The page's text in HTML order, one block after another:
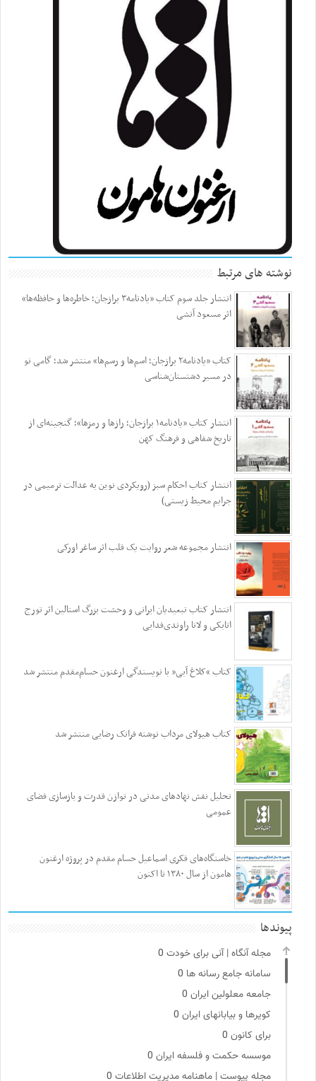
نوشته های مرتبط
انتشار جلد سوم کتاب «یادنامه۳ برازجان؛ خاطره‌ها و حافظه‌ها»
اثر مسعود آتشی
کتاب «یادنامه۲ برازجان؛ اسم‌ها و رسم‌ها» منتشر شد؛ گامی نو
در مسیر دشتستان‌شناسی
انتشار کتاب «یادنامه۱ برازجان؛ رازها و رمزها»؛ گنجینه‌ای از
تاریخ شفاهی و فرهنگ کهن
انتشار کتاب احکام سبز (رویکردی نوین به عدالت ترمیمی در
جرایم محیط‌ زیستی)
انتشار مجموعه شعر روایت یک قلب اثر ساغر اورکی
انتشار کتاب تبعیدیان ایرانی و وحشت بزرگ استالین اثر تورج
اتابکی و لانا راوندی‌فدایی
کتاب “کلاغ آبی” با نویسندگی ارغنون حسام‌مقدم منتشر شد
کتاب هیولای مرداب نوشته فرانک رضایی منتشر شد
تحلیل نقش نهادهای مدنی در توازن قدرت و بازسازی فضای
عمومی
خاستگاه‌های فکری اسماعیل حسام مقدم در پروژه ارغنون
هامون از سال ۱۳۸۰ تا اکنون
پیوندها
مجله آنگاه | آنی برای خودت
سامانه جامع رسانه ها
جامعه معلولین ایران
کویرها و بیابانهای ایران
برای کانون
موسسه حکمت و فلسفه ایران
مجله پیوست | ماهنامه مدیریت اطلاعات